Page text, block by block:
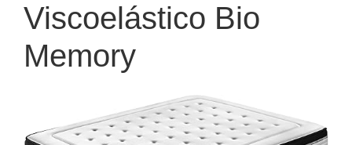
Viscoelástico Bio
Memory